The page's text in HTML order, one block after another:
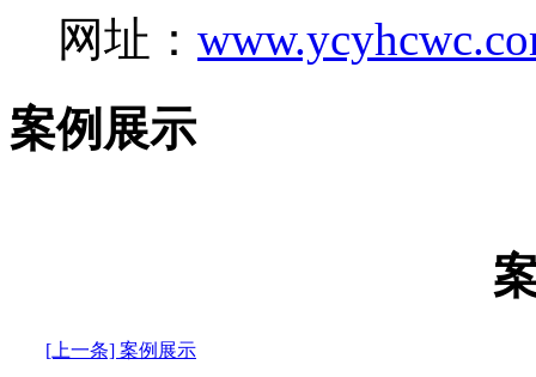
网址：
案例展示
[上一条] 案例展示